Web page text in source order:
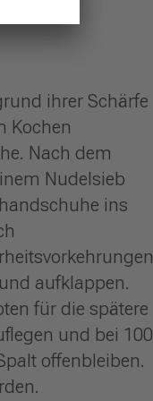
ihrer Schärfe
Kochen
Nach dem
Nudelsieb
ins
aufklappen.
für die spätere
und bei 100
offenbleiben.